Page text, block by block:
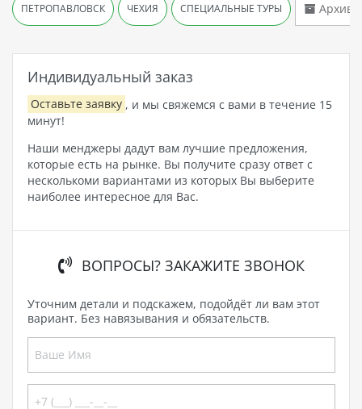
Индивидуальный заказ
Оставьте заявку , и мы свяжемся с вами в течение 15
минут!
Наши менджеры дадут вам лучшие предложения,
которые есть на рынке. Вы получите сразу ответ с
несколькоми вариантами из которых Вы выберите
наиболее интересное для Вас.
ВОПРОСЫ? ЗАКАЖИТЕ ЗВОНОК
Уточним детали и подскажем, подойдёт ли вам этот
вариант. Без навязывания и обязательств.
ПЕТРОПАВЛОВСК ЧЕХИЯ СПЕЦИАЛЬНЫЕ ТУРЫ Архив